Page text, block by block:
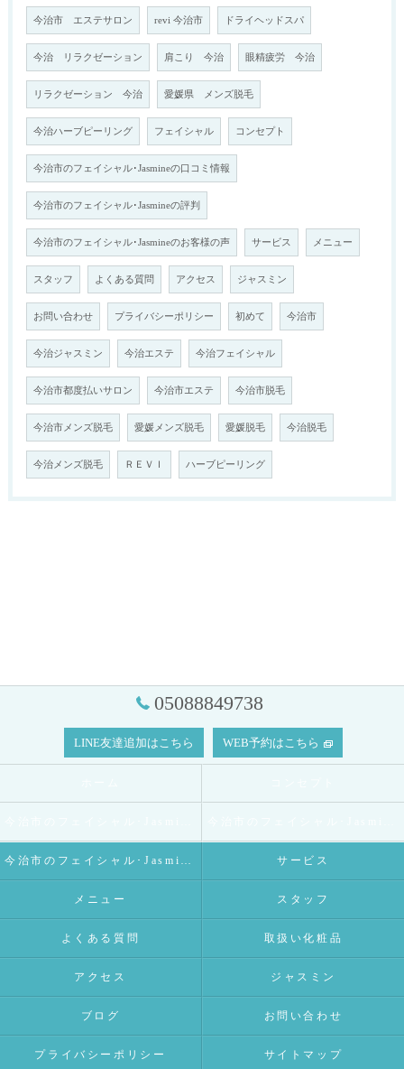
今治市 エステサロン revi 今治市 ドライヘッドスパ
今治 リラクゼーション 肩こり 今治 眼精疲労 今治
リラクゼーション 今治 愛媛県 メンズ脱毛
今治ハーブピーリング フェイシャル コンセプト
今治市のフェイシャル･Jasmineの口コミ情報
今治市のフェイシャル･Jasmineの評判
今治市のフェイシャル･Jasmineのお客様の声 サービス メニュー
スタッフ よくある質問 アクセス ジャスミン
お問い合わせ プライバシーポリシー 初めて 今治市
今治ジャスミン 今治エステ 今治フェイシャル
今治市都度払いサロン 今治市エステ 今治市脱毛
今治市メンズ脱毛 愛媛メンズ脱毛 愛媛脱毛 今治脱毛
今治メンズ脱毛 ＲＥＶＩ ハーブピーリング
05088849738
LINE友達追加はこちら WEB予約はこちら
今治市のフェイシャル･Jasmineのお客様の声 サービス
メニュー スタッフ
よくある質問 取扱い化粧品
アクセス ジャスミン
ブログ お問い合わせ
プライバシーポリシー サイトマップ